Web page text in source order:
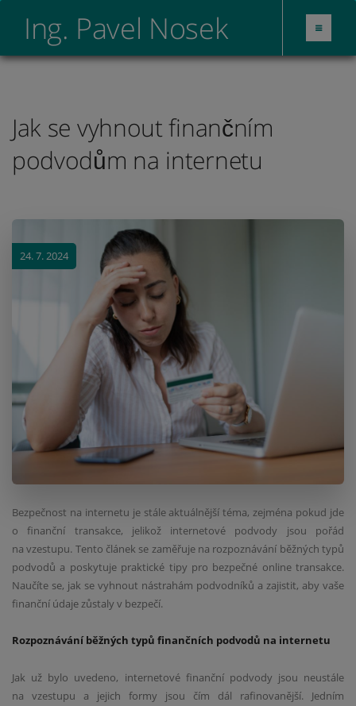
Ing. Pavel Nosek
Jak se vyhnout finančním
podvodům na internetu
24. 7. 2024
Bezpečnost na internetu je stále aktuálnější téma, zejména pokud jde
o finanční transakce, jelikož internetové podvody jsou pořád
na vzestupu. Tento článek se zaměřuje na rozpoznávání běžných typů
podvodů a poskytuje praktické tipy pro bezpečné online transakce.
Naučíte se, jak se vyhnout nástrahám podvodníků a zajistit, aby vaše
finanční údaje zůstaly v bezpečí.
Rozpoznávání běžných typů finančních podvodů na internetu
Jak už bylo uvedeno, internetové finanční podvody jsou neustále
na vzestupu a jejich formy jsou čím dál rafinovanější. Jedním